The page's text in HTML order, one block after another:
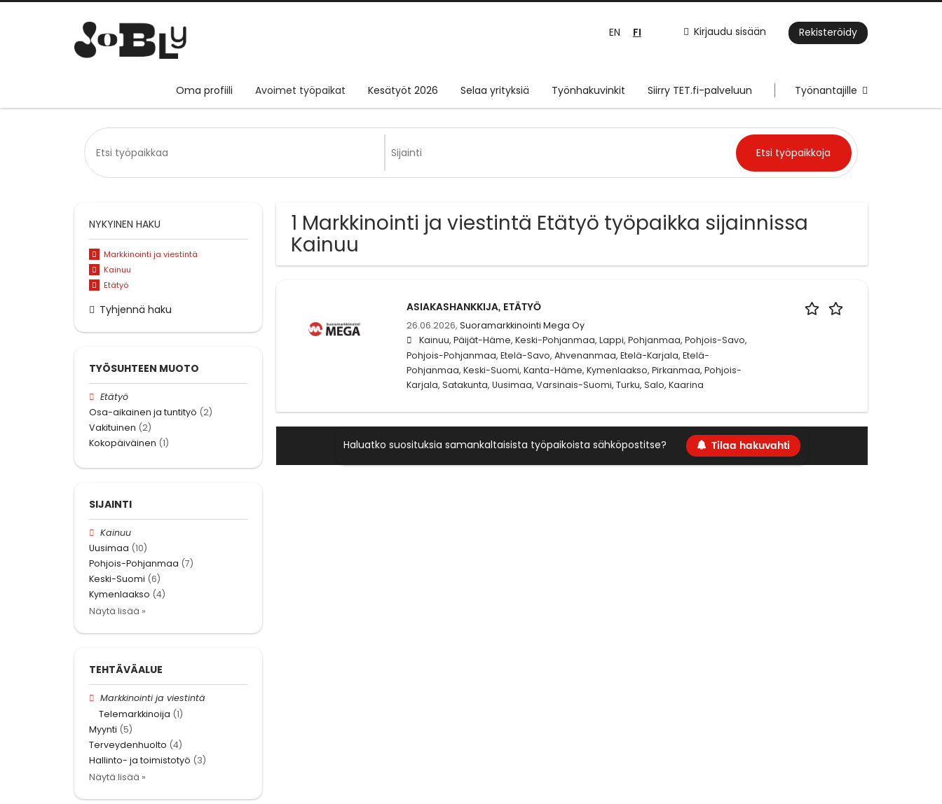
Kirjaudu sisään Rekisteröidy
EN FI
Oma profiili Avoimet työpaikat Kesätyöt 2026 Selaa yrityksiä Työnhakuvinkit Siirry TET.fi-palveluun Työnantajille
1 Markkinointi ja viestintä Etätyö työpaikka sijainnissa
Kainuu
ASIAKASHANKKIJA, ETÄTYÖ
26.06.2026, Suoramarkkinointi Mega Oy
Kainuu, Päijät-Häme, Keski-Pohjanmaa, Lappi, Pohjanmaa, Pohjois-Savo,
Pohjois-Pohjanmaa, Etelä-Savo, Ahvenanmaa, Etelä-Karjala, Etelä-
Pohjanmaa, Keski-Suomi, Kanta-Häme, Kymenlaakso, Pirkanmaa, Pohjois-
Karjala, Satakunta, Uusimaa, Varsinais-Suomi, Turku, Salo, Kaarina
Haluatko suosituksia samankaltaisista työpaikoista sähköpostitse? Tilaa hakuvahti
NYKYINEN HAKU
Markkinointi ja viestintä
Kainuu
Etätyö
Tyhjennä haku
TYÖSUHTEEN MUOTO
Etätyö
Osa-aikainen ja tuntityö (2)
Vakituinen (2)
Kokopäiväinen (1)
SIJAINTI
Kainuu
Uusimaa (10)
Pohjois-Pohjanmaa (7)
Keski-Suomi (6)
Kymenlaakso (4)
Näytä lisää »
TEHTÄVÄALUE
Markkinointi ja viestintä
Telemarkkinoija (1)
Myynti (5)
Terveydenhuolto (4)
Hallinto- ja toimistotyö (3)
Näytä lisää »